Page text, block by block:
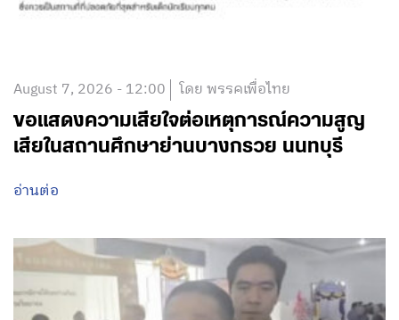
August 7, 2026 - 12:00 โดย พรรคเพื่อไทย
ขอแสดงความเสียใจต่อเหตุการณ์ความสูญ
เสียในสถานศึกษาย่านบางกรวย นนทบุรี
อ่านต่อ